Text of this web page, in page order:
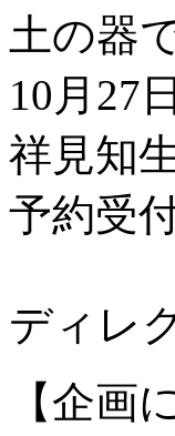
土の器
10月
祥見知
予約受
ディレ
【企画